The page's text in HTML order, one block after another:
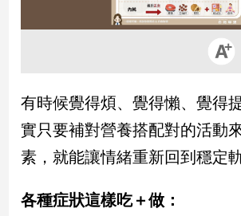
品
政
治
政
治
點
有時候覺得煩、覺得懶、覺得
實只要補對營養搭配對的活動
素，就能讓情緒重新回到穩定軌
各種症狀這樣吃＋做：